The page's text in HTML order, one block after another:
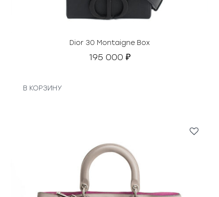
Dior 30 Montaigne Box
195 000 ₽
В КОРЗИНУ